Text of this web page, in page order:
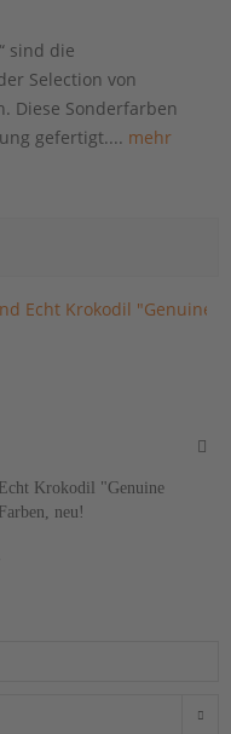
sind die
Selection von
Diese Sonderfarben
gefertigt.... mehr
Krokodil "Genuine
neu!